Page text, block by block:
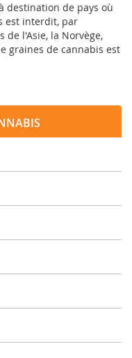
destination de pays où
est interdit, par
de l'Asie, la Norvège,
graines de cannabis est